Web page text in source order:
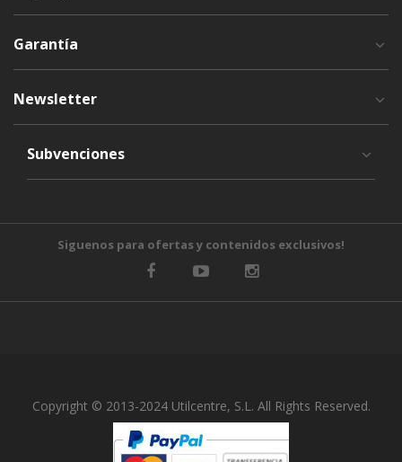
Garantía
Newsletter
Subvenciones
Siguenos para ofertas y contenidos exclusivos!
Copyright © 2013-2024 Utilcentre, S.L. All Rights Reserved.